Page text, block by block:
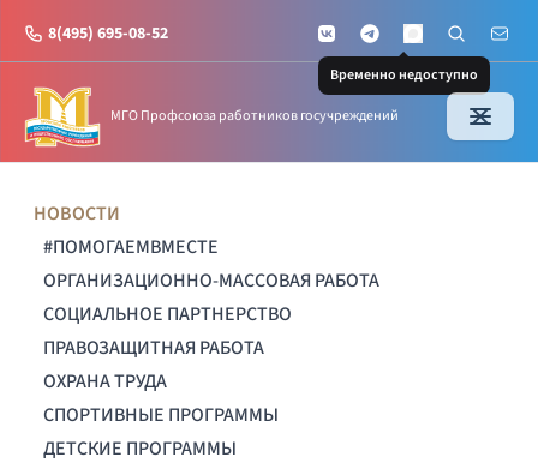
8(495) 695-08-52 VKontakteTelegramMAX
Временно недоступно
Поиск по
Почта
МГО Профсоюза работников госучреждений
НОВОСТИ
#ПОМОГАЕМВМЕСТЕ
ОРГАНИЗАЦИОННО-МАССОВАЯ РАБОТА
СОЦИАЛЬНОЕ ПАРТНЕРСТВО
ПРАВОЗАЩИТНАЯ РАБОТА
ОХРАНА ТРУДА
СПОРТИВНЫЕ ПРОГРАММЫ
ДЕТСКИЕ ПРОГРАММЫ